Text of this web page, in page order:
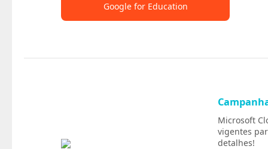
Google for Education
Microsoft
vigentes
detalhes!